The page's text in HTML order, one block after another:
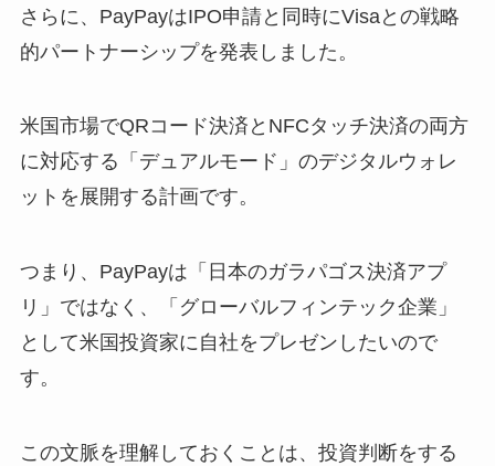
さらに、PayPayはIPO申請と同時にVisaとの戦略
的パートナーシップを発表しました。
米国市場でQRコード決済とNFCタッチ決済の両方
に対応する「デュアルモード」のデジタルウォレ
ットを展開する計画です。
つまり、PayPayは「日本のガラパゴス決済アプ
リ」ではなく、「グローバルフィンテック企業」
として米国投資家に自社をプレゼンしたいので
す。
この文脈を理解しておくことは、投資判断をする